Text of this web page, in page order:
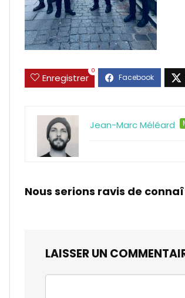
Enregistrer
0
Jean-Marc Méléard
Nous serions ravis de
LAISSER UN